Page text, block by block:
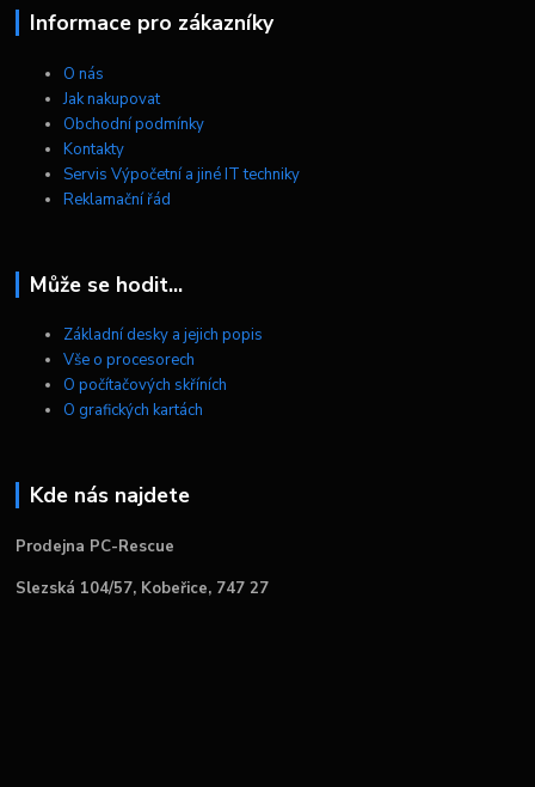
Informace pro zákazníky
O nás
Jak nakupovat
Obchodní podmínky
Kontakty
Servis Výpočetní a jiné IT techniky
Reklamační řád
Může se hodit...
Základní desky a jejich popis
Vše o procesorech
O počítačových skříních
O grafických kartách
Kde nás najdete
Prodejna PC-Rescue
Slezská 104/57, Kobeřice, 747 27